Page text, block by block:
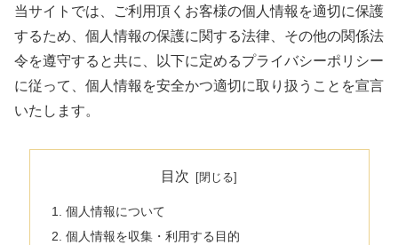
当サイトでは、ご利用頂くお客様の個人情報を適切に保護
するため、個人情報の保護に関する法律、その他の関係法
令を遵守すると共に、以下に定めるプライバシーポリシー
に従って、個人情報を安全かつ適切に取り扱うことを宣言
いたします。
目次
個人情報について
個人情報を収集・利用する目的